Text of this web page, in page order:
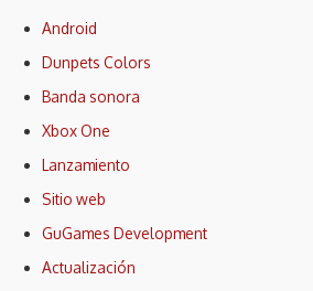
Android
Dunpets Colors
Banda sonora
Xbox One
Lanzamiento
Sitio web
GuGames Development
Actualización